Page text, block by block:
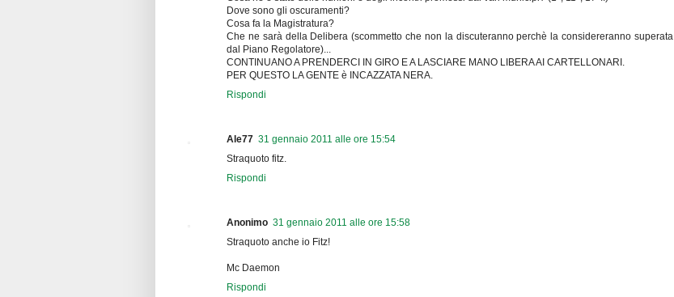
Dove sono gli oscuramenti?
Cosa fa la Magistratura?
Che ne sarà della Delibera (scommetto che non la discuteranno perchè la considereranno superata
dal Piano Regolatore)...
CONTINUANO A PRENDERCI IN GIRO E A LASCIARE MANO LIBERA AI CARTELLONARI.
PER QUESTO LA GENTE è INCAZZATA NERA.
Rispondi
Ale77 31 gennaio 2011 alle ore 15:54
Straquoto fitz.
Rispondi
Anonimo 31 gennaio 2011 alle ore 15:58
Straquoto anche io Fitz!
Mc Daemon
Rispondi